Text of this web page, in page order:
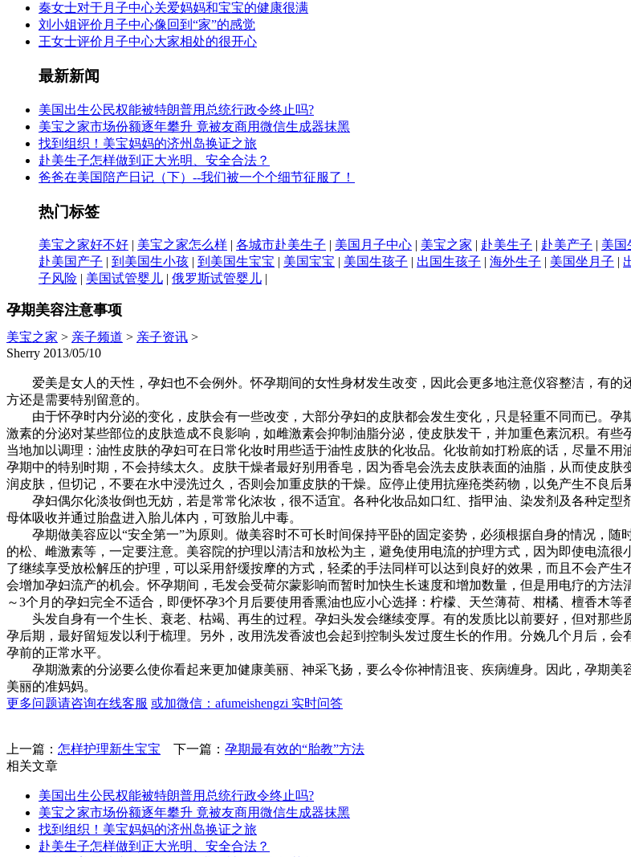
秦女士对于月子中心关爱妈妈和宝宝的健康很满
刘小姐评价月子中心像回到“家”的感觉
王女士评价月子中心大家相处的很开心
最新新闻
美国出生公民权能被特朗普用总统行政令终止吗?
美宝之家市场份额逐年攀升 竟被友商用微信生成器抹黑
找到组织！美宝妈妈的济州岛换证之旅
赴美生子怎样做到正大光明、安全合法？
爸爸在美国陪产日记（下）--我们被一个个细节征服了！
热门标签
美宝之家好不好 | 美宝之家怎么样 | 各城市赴美生子 | 美国月子中心 | 美宝之家 | 赴美生子 | 赴美产子 | 美国
赴美国产子 | 到美国生小孩 | 到美国生宝宝 | 美国宝宝 | 美国生孩子 | 出国生孩子 | 海外生子 | 美国坐月子 |
子风险 | 美国试管婴儿 | 俄罗斯试管婴儿 |
孕期美容注意事项
美宝之家 > 亲子频道 > 亲子资讯 >
Sherry 2013/05/10
爱美是女人的天性，孕妇也不会例外。怀孕期间的女性身材发生改变，因此会更多地注意仪容整洁，有的
方还是需要特别留意的。
由于怀孕时内分泌的变化，皮肤会有一些改变，大部分孕妇的皮肤都会发生变化，只是轻重不同而已。孕
激素的分泌对某些部位的皮肤造成不良影响，如雌激素会抑制油脂分泌，使皮肤发干，并加重色素沉积。有
当地加以调理：油性皮肤的孕妇可在日常化妆时用些适于油性皮肤的化妆品。化妆前如打粉底的话，尽量不
孕期中的特别时期，不会持续太久。皮肤干燥者最好别用香皂，因为香皂会洗去皮肤表面的油脂，从而使皮
润皮肤，但切记，不要在水中浸洗过久，否则会加重皮肤的干燥。应停止使用抗痤疮类药物，以免产生不良
孕妇偶尔化淡妆倒也无妨，若是常常化浓妆，很不适宜。各种化妆品如口红、指甲油、染发剂及各种定型
母体吸收并通过胎盘进入胎儿体内，可致胎儿中毒。
孕期做美容应以“安全第一”为原则。做美容时不可长时间保持平卧的固定姿势，必须根据自身的情况，随
的松、雌激素等，一定要注意。美容院的护理以清洁和放松为主，避免使用电流的护理方式，因为即使电流
了继续享受放松解压的护理，可以采用舒缓按摩的方式，轻柔的手法同样可以达到良好的效果，而且不会产
会增加孕妇流产的机会。怀孕期间，毛发会受荷尔蒙影响而暂时加快生长速度和增加数量，但是用电疗的方
～3个月的孕妇完全不适合，即便怀孕3个月后要使用香熏油也应小心选择：柠檬、天竺薄荷、柑橘、檀香木
头发自身有一个生长、衰老、枯竭、再生的过程。孕妇头发会继续变厚。有的发质比以前要好，但对那些
孕后期，最好留短发以利于梳理。另外，改用洗发香波也会起到控制头发过度生长的作用。分娩几个月后，
孕前的正常水平。
孕期激素的分泌要么使你看起来更加健康美丽、神采飞扬，要么令你神情沮丧、疾病缠身。因此，孕期美
美丽的准妈妈。
更多问题请咨询在线客服 或加微信：afumeishengzi 实时问答
上一篇： 怎样护理新生宝宝 下一篇： 孕期最有效的“胎教”方法
相关文章
美国出生公民权能被特朗普用总统行政令终止吗?
美宝之家市场份额逐年攀升 竟被友商用微信生成器抹黑
找到组织！美宝妈妈的济州岛换证之旅
赴美生子怎样做到正大光明、安全合法？